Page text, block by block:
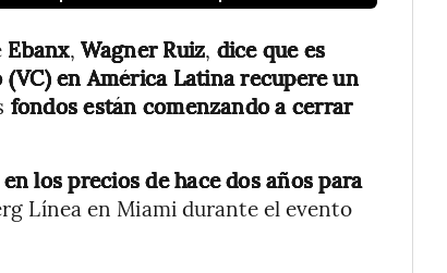
Ebanx, Wagner Ruiz, dice que es
en América Latina recupere un
fondos están comenzando a cerrar
los precios de hace dos años para
Línea en Miami durante el evento